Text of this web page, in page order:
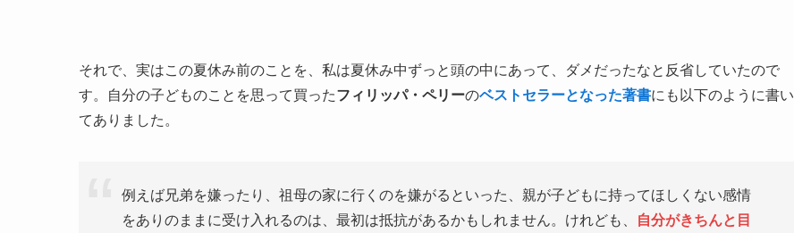
それで、実はこの夏休み前のことを、私は夏休み中ずっと頭の中にあって、ダメだったなと反省していたので
す。自分の子どものことを思って買ったフィリッパ・ペリーのベストセラーとなった著書にも以下のように書い
てありました。
例えば兄弟を嫌ったり、祖母の家に行くのを嫌がるといった、親が子どもに持ってほしくない感情
をありのままに受け入れるのは、最初は抵抗があるかもしれません。けれども、
自分がきちんと目